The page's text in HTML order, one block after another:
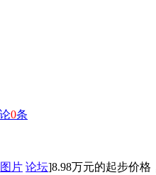
0条
图片 论坛]8.98万元的起步价格